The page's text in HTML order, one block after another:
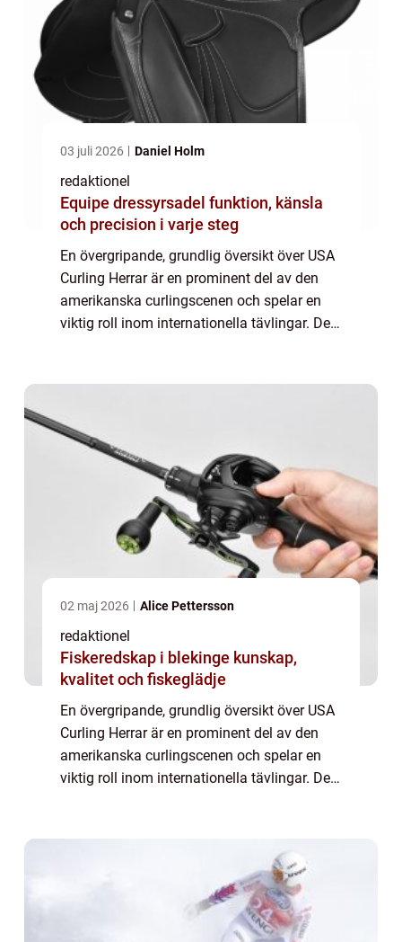
03 juli 2026 Daniel Holm
redaktionel
Equipe dressyrsadel funktion, känsla
och precision i varje steg
En övergripande, grundlig översikt över USA
Curling Herrar är en prominent del av den
amerikanska curlingscenen och spelar en
viktig roll inom internationella tävlingar. Det
02 maj 2026 Alice Pettersson
redaktionel
Fiskeredskap i blekinge kunskap,
kvalitet och fiskeglädje
En övergripande, grundlig översikt över USA
Curling Herrar är en prominent del av den
amerikanska curlingscenen och spelar en
viktig roll inom internationella tävlingar. Det